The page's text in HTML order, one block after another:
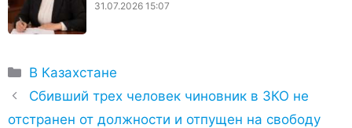
31.07.2026 15:07
Рубрики
В Казахстане
Сбивший трех человек чиновник в ЗКО не
отстранен от должности и отпущен на свободу